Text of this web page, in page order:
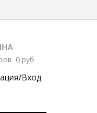
0 руб
Вход